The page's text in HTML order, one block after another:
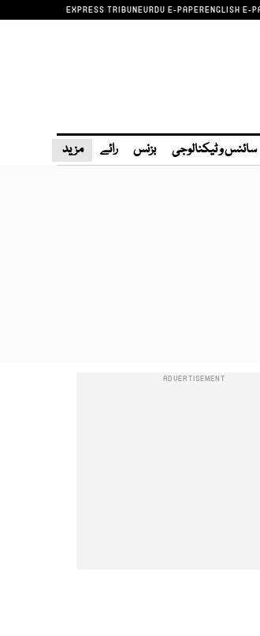
EXPRESS TRIBUNEURDU E-PAPERENGLISH E-
سائنس و ٹیکنالوجی بزنس رائے مزید